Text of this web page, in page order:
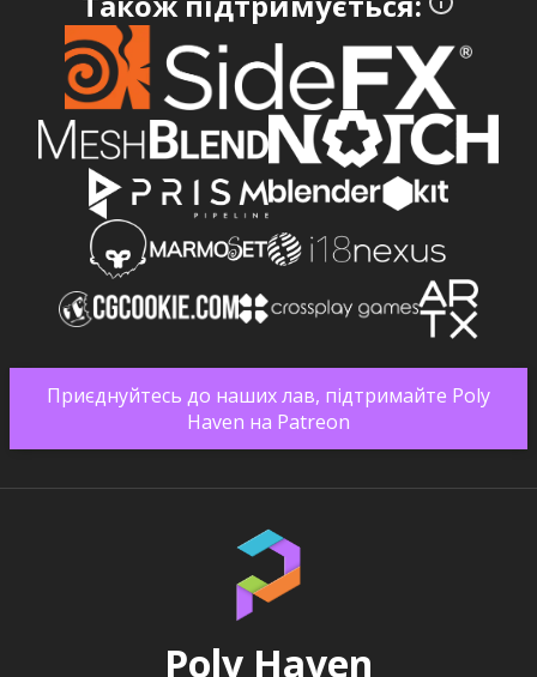
Приєднуйтесь до наших лав, підтримайте Poly
Haven на Patreon
Poly Haven